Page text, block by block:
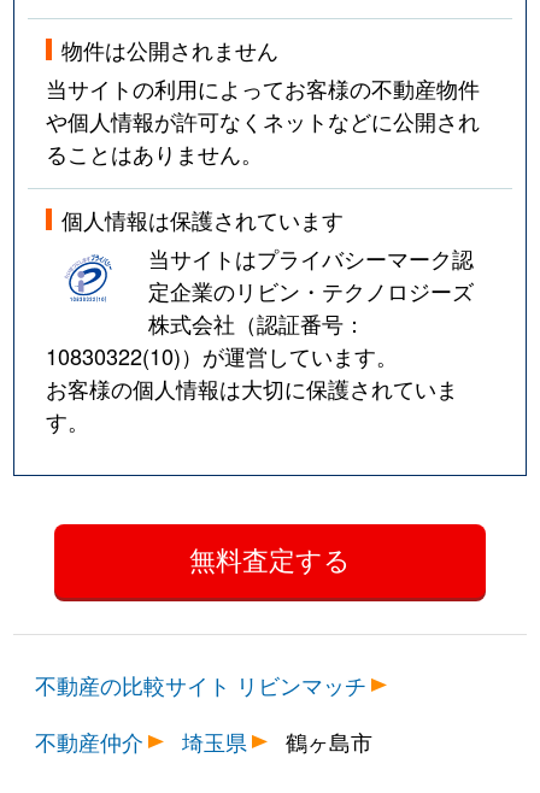
物件は公開されません
当サイトの利用によってお客様の不動産物件
や個人情報が許可なくネットなどに公開され
ることはありません。
個人情報は保護されています
当サイトはプライバシーマーク認
定企業のリビン・テクノロジーズ
株式会社（認証番号：
10830322(10)）が運営しています。
お客様の個人情報は大切に保護されていま
す。
不動産の比較サイト リビンマッチ
不動産仲介
埼玉県 鶴ヶ島市